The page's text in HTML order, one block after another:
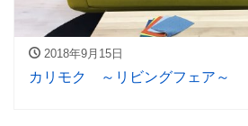
2018年9月15日
カリモク ～リビングフェア～